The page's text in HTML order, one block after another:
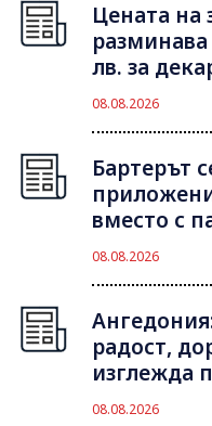
Цената на
лв. за
08.08.2026
Бартерът
вместо с
08.08.2026
радост,
изглежда
08.08.2026